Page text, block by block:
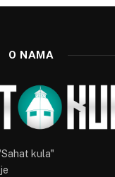
O NAMA
kula"